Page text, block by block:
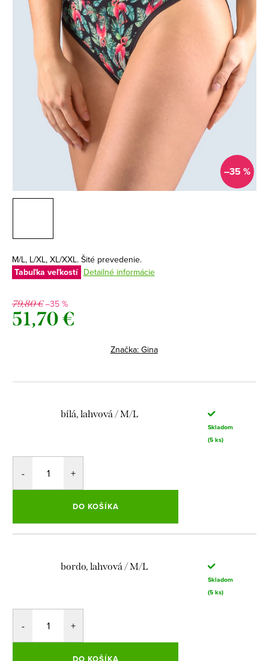
–35 %
M/L, L/XL, XL/XXL. Šité prevedenie.
Tabuľka veľkostí Detailné informácie
79,80 €–35 %
51,70 €
Značka: Gina
bílá, lahvová / M/L
Skladom
(5 ks)
DO KOŠÍKA
bordo, lahvová / M/L
Skladom
(5 ks)
DO KOŠÍKA